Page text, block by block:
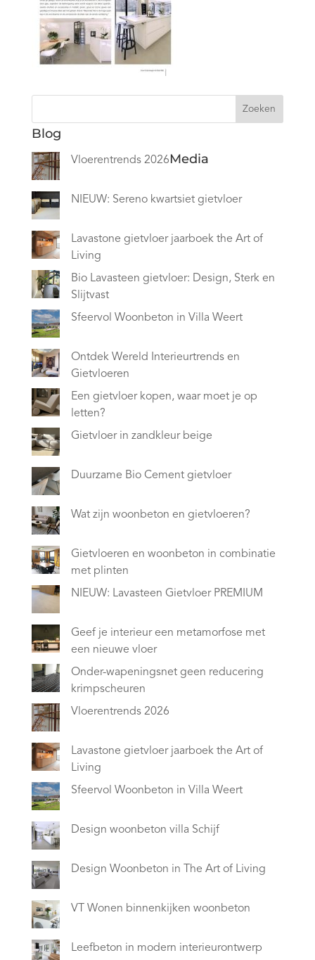
Zoeken
Blog
Vloerentrends 2026
NIEUW: Sereno kwartsiet gietvloer
Lavastone gietvloer jaarboek the Art of
Living
Bio Lavasteen gietvloer: Design, Sterk en
Slijtvast
Sfeervol Woonbeton in Villa Weert
Ontdek Wereld Interieurtrends en
Gietvloeren
Een gietvloer kopen, waar moet je op
letten?
Gietvloer in zandkleur beige
Duurzame Bio Cement gietvloer
Wat zijn woonbeton en gietvloeren?
Gietvloeren en woonbeton in combinatie
met plinten
NIEUW: Lavasteen Gietvloer PREMIUM
Geef je interieur een metamorfose met
een nieuwe vloer
Onder-wapeningsnet geen reducering
krimpscheuren
Media
Vloerentrends 2026
Lavastone gietvloer jaarboek the Art of
Living
Sfeervol Woonbeton in Villa Weert
Design woonbeton villa Schijf
Design Woonbeton in The Art of Living
VT Wonen binnenkijken woonbeton
Leefbeton in modern interieurontwerp